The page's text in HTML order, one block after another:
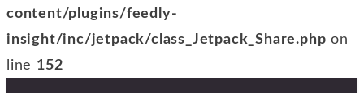
content/plugins/feedly-
insight/inc/jetpack/class_Jetpack_Share.php on
line 152